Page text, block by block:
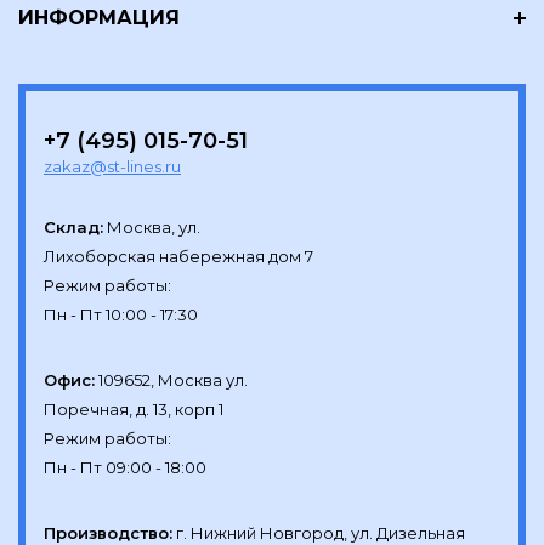
ИНФОРМАЦИЯ
+7 (495) 015-70-51
zakaz@st-lines.ru
Склад: Москва, ул.
Лихоборская набережная дом 7
Режим работы:
Офис:109652, Москва ул.
Поречная, д. 13, корп 1
Режим работы:
Производство: г. Нижний Новгород, ул. Дизельная